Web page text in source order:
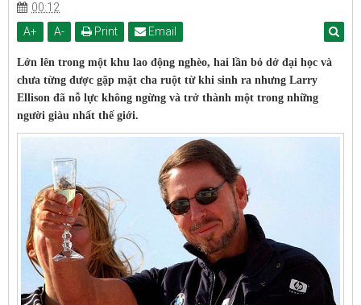
00:12
A+ A- Print Email
Lớn lên trong một khu lao động nghèo, hai lần bỏ dở đại học và
chưa từng được gặp mặt cha ruột từ khi sinh ra nhưng Larry
Ellison đã nỗ lực không ngừng và trở thành một trong những
người giàu nhất thế giới.